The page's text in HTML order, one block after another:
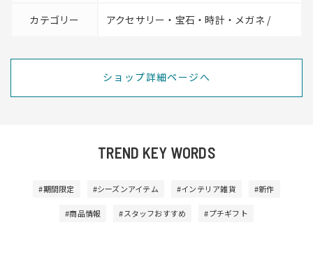
カテゴリー アクセサリー・宝石・時計・メガネ /
ショップ詳細ページへ
TREND KEY WORDS
#期間限定 #シーズンアイテム #インテリア雑貨 #新作
#商品情報 #スタッフおすすめ #プチギフト